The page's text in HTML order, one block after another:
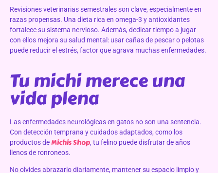
Revisiones veterinarias semestrales son clave, especialmente en
razas propensas. Una dieta rica en omega-3 y antioxidantes
fortalece su sistema nervioso. Además, dedicar tiempo a jugar
con ellos mejora su salud mental: usar cañas de pescar o pelotas
puede reducir el estrés, factor que agrava muchas enfermedades.
Tu michi merece una
vida plena
Las enfermedades neurológicas en gatos no son una sentencia.
Con detección temprana y cuidados adaptados, como los
productos deMichis Shop, tu felino puede disfrutar de años
llenos de ronroneos.
No olvides abrazarlo diariamente, mantener su espacio limpio y